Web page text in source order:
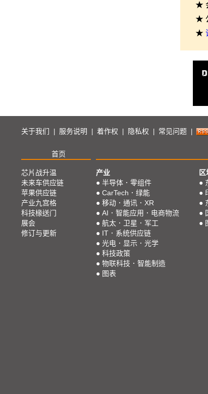
★
★
★
关于我们 服务说明 着作权 隐私权 常见问题
首页
芯片战升温
未来车供应链
苹果供应链
产业九宫格
科技椽送门
展会
修订与更新
产业
● 半导体．零组件
● CarTech．绿能
● 移动．通讯．XR
● AI．智能应用．电商物流
● 航太．卫星．军工
● IT．系统供应链
● 光电．显示．光学
● 科技政策
● 物联科技．智能制造
● 图表
●
●
●
●
●